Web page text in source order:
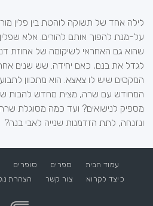
לילה אחד של תשוקה לוהטת בין פלין
על-מנת להפוך אותם להורים. אלא שפלין
שהוא גם האחראי לשיקומה של אחוזת
לגדל את בנם, כאם יחידה. שש שנים
המקסים שיש לו צאצא. הוא מתכוון
המחודש עם שרה, מצית מחדש להבות
מספיק לנישואים? ועד כמה מסוגלת
ונזנחה, לתת הזדמנות שנייה לאבי בנה?
עמוד הבית ספרים סופרים
כיצד לקרוא
צור קשר הצהרת